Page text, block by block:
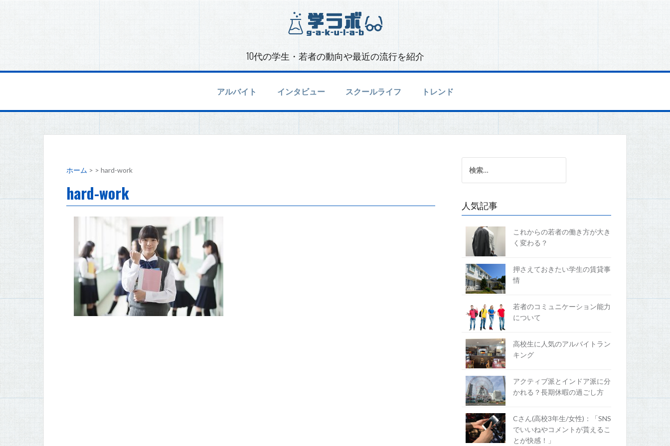
ス
10代の学生・若者の動向や最近の流行を紹介
アルバイト インタビュー スクールライフ トレンド
ホーム > > hard-work
hard-work
索:
人気記事
これからの若者の働き方が大き
く変わる？
押さえておきたい学生の賃貸事
情
若者のコミュニケーション能力
について
高校生に人気のアルバイトラン
キング
アクティブ派とインドア派に分
かれる？長期休暇の過ごし方
Cさん(高校3年生/女性)：「SNS
でいいねやコメントが貰えるこ
とが快感！」